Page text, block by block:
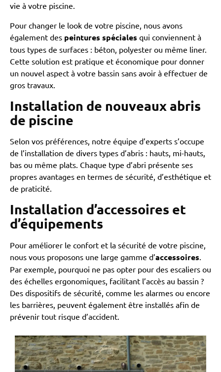
vie à votre piscine.
Pour changer le look de votre piscine, nous avons
également des peintures spéciales qui conviennent à
tous types de surfaces : béton, polyester ou même liner.
Cette solution est pratique et économique pour donner
un nouvel aspect à votre bassin sans avoir à effectuer de
gros travaux.
Installation de nouveaux abris
de piscine
Selon vos préférences, notre équipe d’experts s’occupe
de l’installation de divers types d’abris : hauts, mi-hauts,
bas ou même plats. Chaque type d’abri présente ses
propres avantages en termes de sécurité, d’esthétique et
de praticité.
Installation d’accessoires et
d’équipements
Pour améliorer le confort et la sécurité de votre piscine,
nous vous proposons une large gamme d’accessoires
Par exemple, pourquoi ne pas opter pour des escaliers ou
des échelles ergonomiques, facilitant l’accès au bassin ?
Des dispositifs de sécurité, comme les alarmes ou encore
les barrières, peuvent également être installés afin de
prévenir tout risque d’accident.